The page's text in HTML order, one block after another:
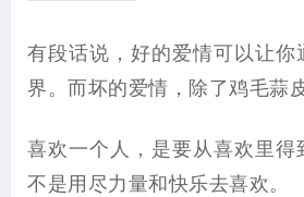
有段话说，好的爱情可以让
界。而坏的爱情，除了鸡毛蒜
喜欢一个人，是要从喜欢里得
不是用尽力量和快乐去喜欢。